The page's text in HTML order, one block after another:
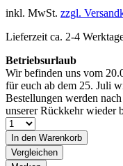
inkl. MwSt. zzgl.
Lieferzeit ca. 2-4
Betriebsurlaub
Wir befinden uns vom
für euch ab dem 25. Juli
Bestellungen werden
unserer Rückkehr wieder
In den Warenkorb
Vergleichen